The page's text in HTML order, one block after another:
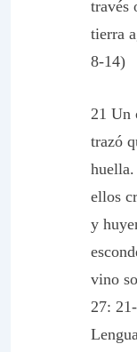
través
tierra
8-14)
21 Un
trazó
huella.
ellos
y
vino
27: